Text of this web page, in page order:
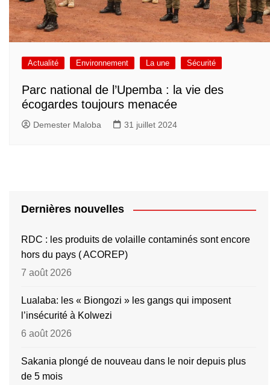
Actualité Environnement La une Sécurité
Parc national de l’Upemba : la vie des
écogardes toujours menacée
Demester Maloba 31 juillet 2024
Dernières nouvelles
RDC : les produits de volaille contaminés sont encore
hors du pays ( ACOREP)
7 août 2026
Lualaba: les « Biongozi » les gangs qui imposent
l’insécurité à Kolwezi
6 août 2026
Sakania plongé de nouveau dans le noir depuis plus
de 5 mois